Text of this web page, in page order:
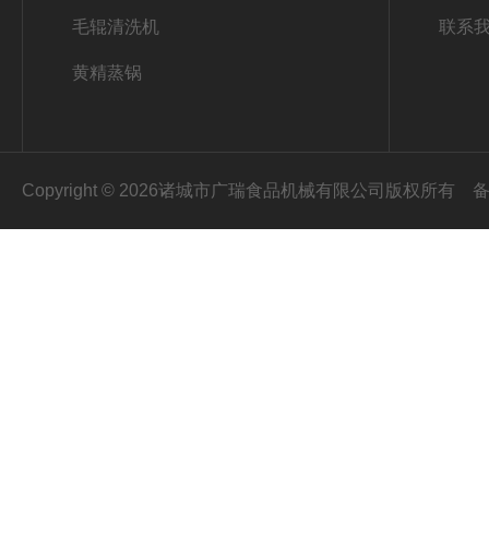
毛辊清洗机
黄精蒸锅
联系
Copyright © 2026诸城市广瑞食品机械有限公司版权所有